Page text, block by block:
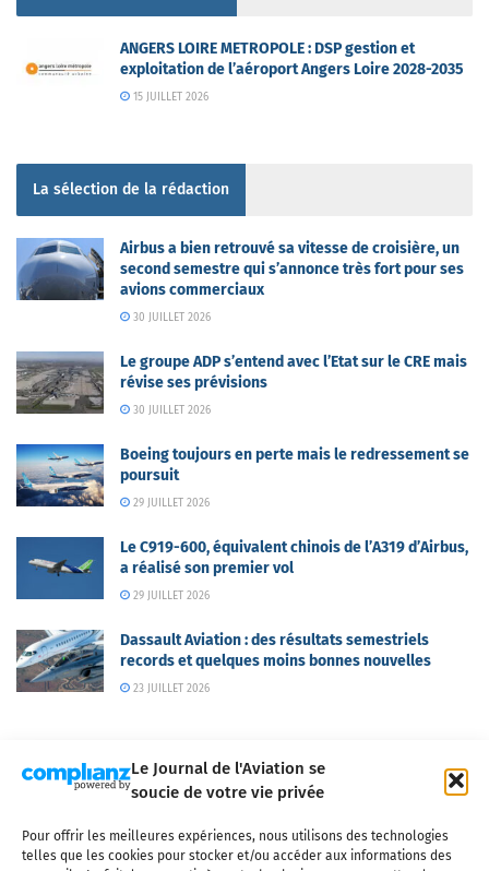
Le Journal de l'Aviation se
soucie de votre vie privée
Pour offrir les meilleures expériences, nous utilisons des technologies
telles que les cookies pour stocker et/ou accéder aux informations des
ANGERS LOIRE METROPOLE : DSP gestion et
exploitation de l’aéroport Angers Loire 2028-2035
15 JUILLET 2026
La sélection de la rédaction
Airbus a bien retrouvé sa vitesse de croisière, un
second semestre qui s’annonce très fort pour ses
avions commerciaux
30 JUILLET 2026
Le groupe ADP s’entend avec l’Etat sur le CRE mais
révise ses prévisions
30 JUILLET 2026
Boeing toujours en perte mais le redressement se
poursuit
29 JUILLET 2026
Le C919-600, équivalent chinois de l’A319 d’Airbus,
a réalisé son premier vol
29 JUILLET 2026
Dassault Aviation : des résultats semestriels
records et quelques moins bonnes nouvelles
23 JUILLET 2026
Qui sommes-nous ? Nous contacter
Partenaires
Mentions légales
CGV Politique de confidentialité Cookies